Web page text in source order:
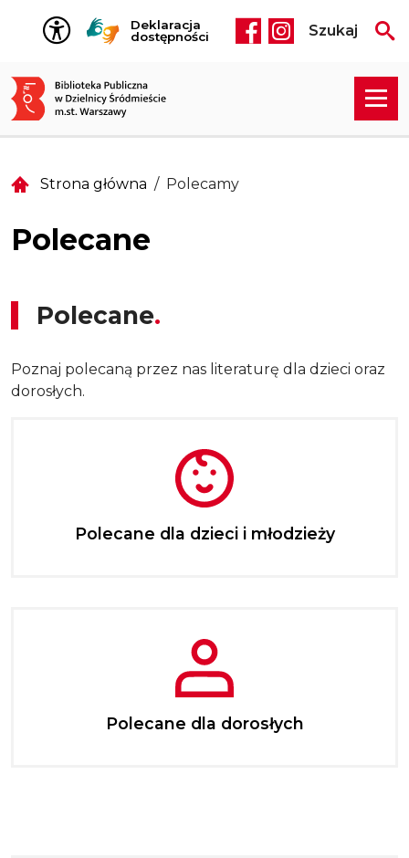
Przejdź do treści
Deklaracja
dostępności
Social media
Szukaj
Strona główna Polecamy
Polecane
Polecane
Poznaj polecaną przez nas literaturę dla dzieci oraz
dorosłych.
Polecane dla dzieci i młodzieży
Polecane dla dorosłych